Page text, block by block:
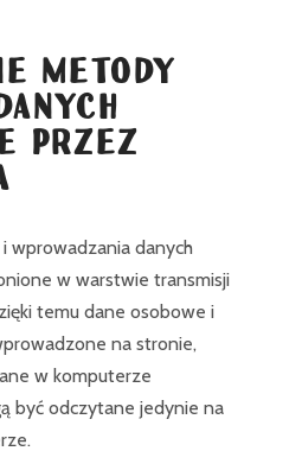
METODY
PRZEZ
wprowadzania danych
w warstwie transmisji
temu dane osobowe i
na stronie,
w komputerze
być odczytane jedynie na